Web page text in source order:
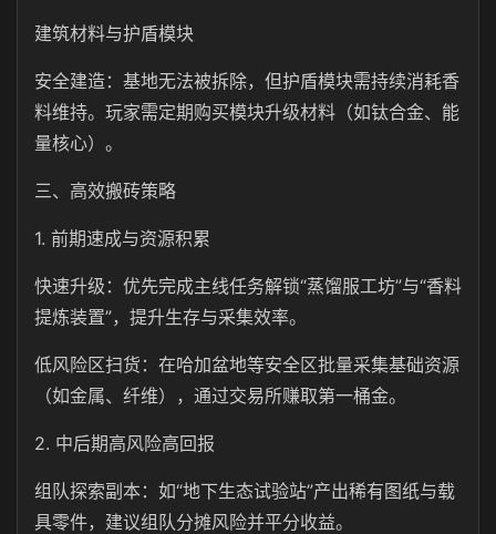
建筑材料与护盾模块
安全建造：基地无法被拆除，但护盾模块需持续消耗香
料维持。玩家需定期购买模块升级材料（如钛合金、能
量核心）。
三、高效搬砖策略
1. 前期速成与资源积累
快速升级：优先完成主线任务解锁“蒸馏服工坊”与“香料
提炼装置”，提升生存与采集效率。
低风险区扫货：在哈加盆地等安全区批量采集基础资源
（如金属、纤维），通过交易所赚取第一桶金。
2. 中后期高风险高回报
组队探索副本：如“地下生态试验站”产出稀有图纸与载
具零件，建议组队分摊风险并平分收益。